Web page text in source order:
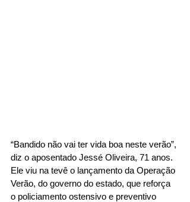
“Bandido não vai ter vida boa neste verão”,
diz o aposentado Jessé Oliveira, 71 anos.
Ele viu na tevê o lançamento da Operação
Verão, do governo do estado, que reforça
o policiamento ostensivo e preventivo